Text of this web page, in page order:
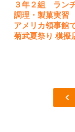
３年２組 ラン
調理・製菓実習
アメリカ領事館
菊武夏祭り 模擬